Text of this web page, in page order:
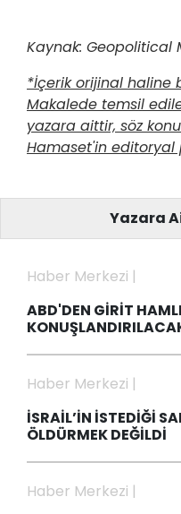
Kaynak: Geopolitical
*İçerik orijinal haline
Makalede temsil
yazara aittir, söz
Hamaset'in editoryal
Yazara
Haber Merkezi |
ABD'DEN GİRİT
Haber Merkezi |
İSRAİL’İN İSTEDİĞİ
ÖLDÜRMEK DEĞİLDİ
Haber Merkezi |